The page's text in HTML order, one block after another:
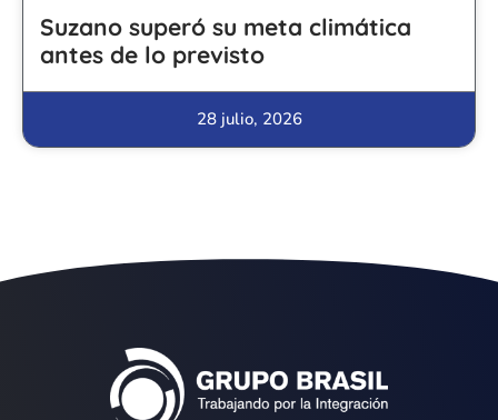
Suzano superó su meta climática
antes de lo previsto
28 julio, 2026